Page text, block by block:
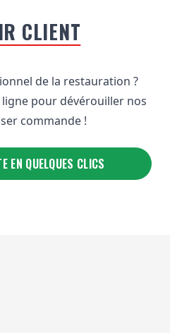
CLIENT
de la restauration ?
pour dévérouiller nos
commande !
EN QUELQUES CLICS